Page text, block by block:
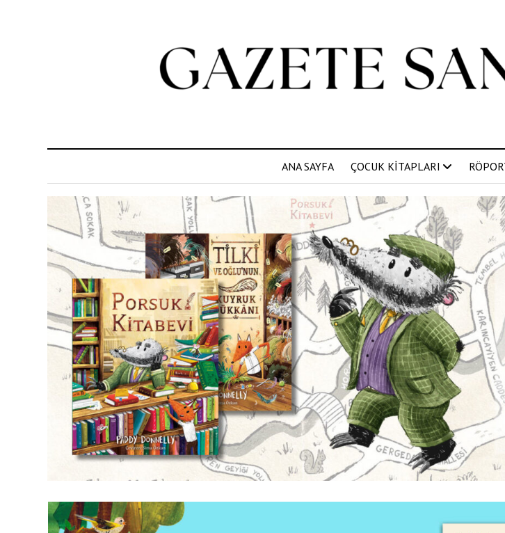
ANA SAYFA ÇOCUK KİTAPLARI